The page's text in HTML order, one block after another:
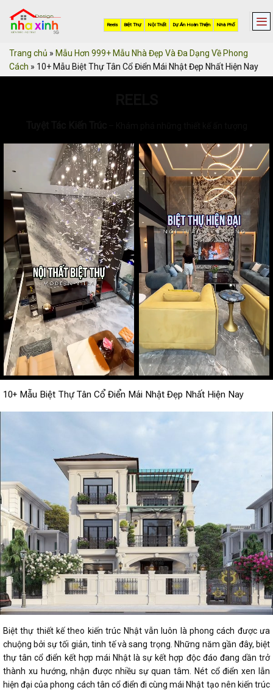
content
Trang chủ » Mẫu Hơn 999+ Mẫu Nhà Đẹp Và Đa Dạng Về Phong
Cách » 10+ Mẫu Biệt Thự Tân Cổ Điển Mái Nhật Đẹp Nhất Hiện Nay
10+ Mẫu Biệt Thự Tân Cổ Điển Mái Nhật Đẹp Nhất Hiện Nay
Biệt thự thiết kế theo kiến trúc Nhật vẫn luôn là phong cách được ưa
chuộng bởi sự tối giản, tinh tế và sang trọng. Những năm gần đây, biệt
thự tân cổ điển kết hợp mái Nhật là sự kết hợp độc đáo đang dần trở
thành xu hướng, nhận được nhiều sự quan tâm. Nét cổ điển xen lẫn
hiện đại của phong cách tân cổ điển đi cùng mái Nhật tạo nên kiến trúc
Nhà Phố
Dự Án Hoàn Thiện
Nội Thất
Biệt Thự
Reels